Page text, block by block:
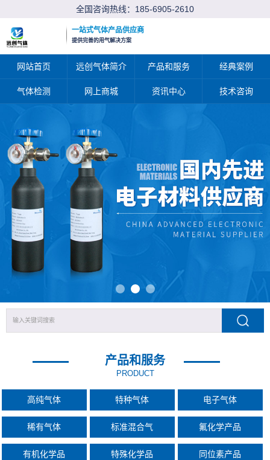
全国咨询热线： 185-6905-2610
一站式气体产品供应商
提供完善的用气解决方案
网站首页 远创气体简介 产品和服务 经典案例
气体检测 网上商城 资讯中心 技术咨询
产品和服务
PRODUCT
高纯气体 特种气体 电子气体
稀有气体 标准混合气 氟化学产品
有机化学品 特殊化学品 同位素产品